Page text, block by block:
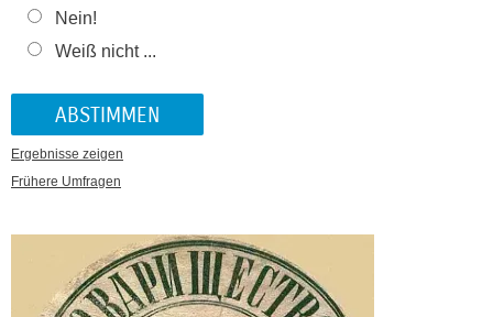
Nein!
Weiß nicht ...
Ergebnisse zeigen
Frühere Umfragen